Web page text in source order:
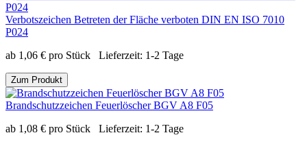
Verbotszeichen Betreten der Fläche verboten DIN EN ISO 7010
P024
ab 1,06 € pro Stück Lieferzeit: 1-2 Tage
Zum Produkt
Brandschutzzeichen Feuerlöscher BGV A8 F05
ab 1,08 € pro Stück Lieferzeit: 1-2 Tage